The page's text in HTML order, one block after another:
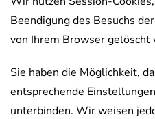
Beendigung des Besuchs
von Ihrem Browser gelöscht
Sie haben die Möglichkeit,
entsprechende
unterbinden. Wir weisen